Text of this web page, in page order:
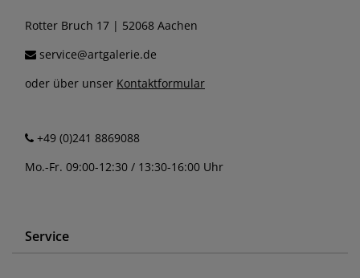
Rotter Bruch 17 | 52068 Aachen
service@artgalerie.de
oder über unser Kontaktformular
+49 (0)241 8869088
Mo.-Fr. 09:00-12:30 / 13:30-16:00 Uhr
Service